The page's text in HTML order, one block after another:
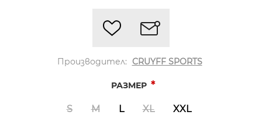
Производител: CRUYFF SPORTS
РАЗМЕР *
S M L XL XXL